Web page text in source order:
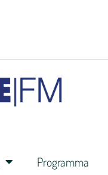
Programma